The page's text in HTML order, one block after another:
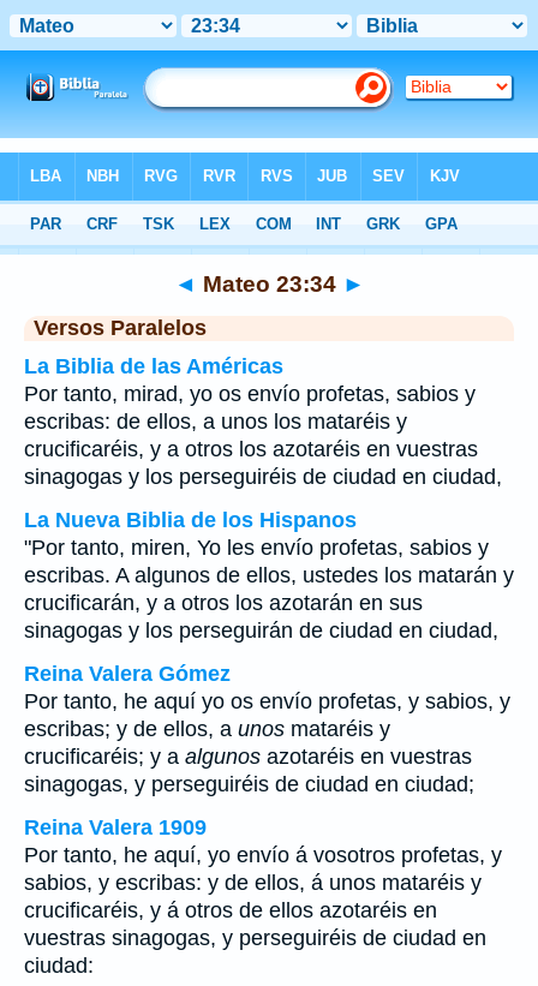
>Mateo > Capítulo 23> Verso 34
◄ Mateo 23:34 ►
Versos Paralelos
La Biblia de las Américas
Por tanto, mirad, yo os envío profetas, sabios y
escribas: de ellos, a unos los mataréis y
crucificaréis, y a otros los azotaréis en vuestras
sinagogas y los perseguiréis de ciudad en ciudad,
La Nueva Biblia de los Hispanos
"Por tanto, miren, Yo les envío profetas, sabios y
escribas. A algunos de ellos, ustedes los matarán y
crucificarán, y a otros los azotarán en sus
sinagogas y los perseguirán de ciudad en ciudad,
Reina Valera Gómez
Por tanto, he aquí yo os envío profetas, y sabios, y
escribas; y de ellos, a unos mataréis y
crucificaréis; y a algunos azotaréis en vuestras
sinagogas, y perseguiréis de ciudad en ciudad;
Reina Valera 1909
Por tanto, he aquí, yo envío á vosotros profetas, y
sabios, y escribas: y de ellos, á unos mataréis y
crucificaréis, y á otros de ellos azotaréis en
vuestras sinagogas, y perseguiréis de ciudad en
ciudad: